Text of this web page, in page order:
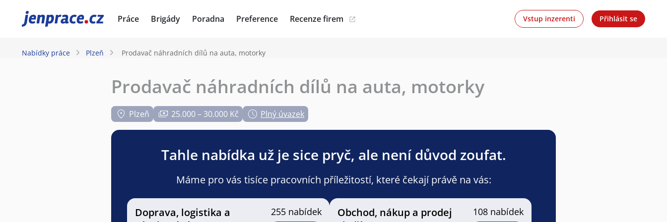
JenPráce.cz Práce Brigády Poradna Preference Recenze firem Vstup inzerenti Přihlásit se
Nabídky práce Plzeň Prodavač náhradních dílů na auta, motorky
Prodavač náhradních dílů na auta, motorky
Plzeň 25.000 – 30.000 Kč Plný úvazek
Tahle nabídka už je sice pryč, ale není důvod zoufat.
Máme pro vás tisíce pracovních příležitostí, které čekají právě na vás:
Doprava, logistika a
255 nabídek
Obchod, nákup a prodej
108 nabídek